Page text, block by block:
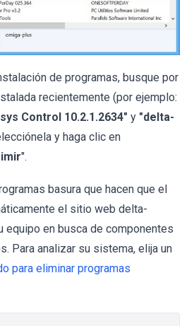
de programas, busque por
recientemente (por ejemplo:
Control 10.2.1.2634" y "delta-
y haga clic en
".
basura que hacen que el
el sitio web delta-
equipo en busca de componentes
Para analizar su sistema, elija un
para eliminar programas